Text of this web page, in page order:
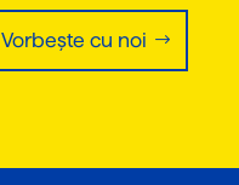
Vorbește cu noi